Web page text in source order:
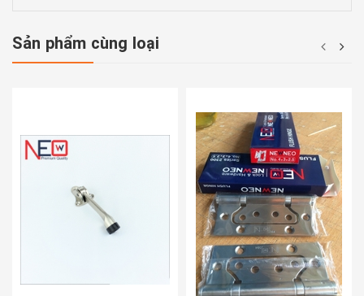
Sản phẩm cùng loại